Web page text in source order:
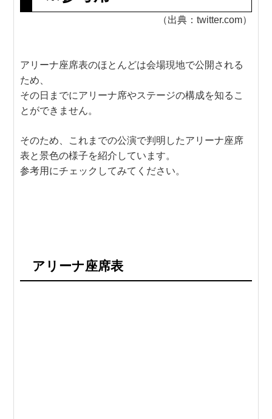
（出典：twitter.com）
アリーナ座席表のほとんどは会場現地で公開される
ため、
その日までにアリーナ席やステージの構成を知るこ
とができません。
そのため、これまでの公演で判明したアリーナ座席
表と景色の様子を紹介しています。
参考用にチェックしてみてください。
アリーナ座席表